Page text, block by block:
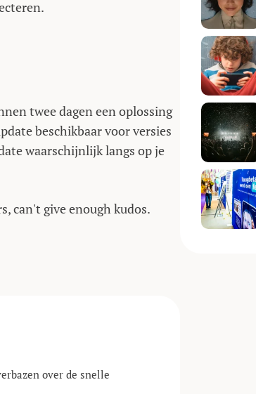
twee dagen een oplossing
beschikbaar voor versies
waarschijnlijk langs op je
can't give enough kudos.
over de snelle